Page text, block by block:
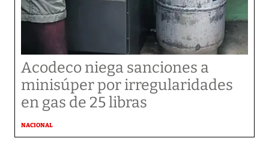
Acodeco niega sanciones a
minisúper por irregularidades
en gas de 25 libras
NACIONAL